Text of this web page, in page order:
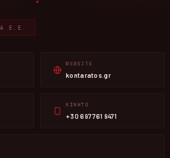
Ε.Ε.
WEBSITE
kontaratos.gr
ΚΙΝΗΤΌ
+30 697 761 9471